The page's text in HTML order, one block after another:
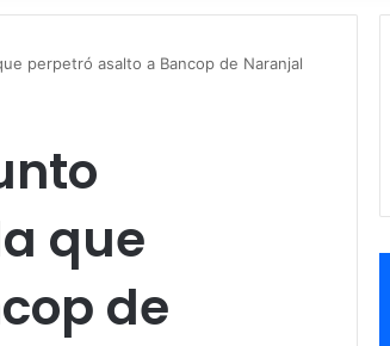
perpetró asalto a Bancop de Naranjal
que
de